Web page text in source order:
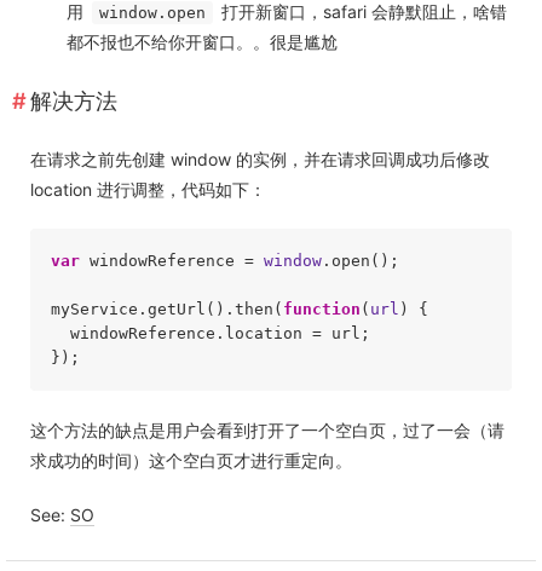
用
window.open
打开新窗口，safari 会静默阻止，啥错
都不报也不给你开窗口。。很是尴尬
解决方法
在请求之前先创建 window 的实例，并在请求回调成功后修改
location 进行调整，代码如下：
var windowReference = window.open();
myService.getUrl().then( function ( url ) {
  windowReference.location = url;
});
这个方法的缺点是用户会看到打开了一个空白页，过了一会（请
求成功的时间）这个空白页才进行重定向。
See: SO